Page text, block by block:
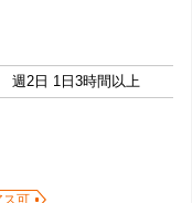
週2日 1日3時間以上
ス可